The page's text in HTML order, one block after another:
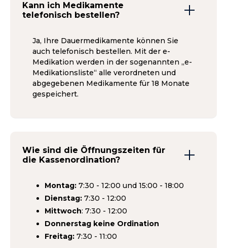
Kann ich Medikamente
telefonisch bestellen?
Ja, Ihre Dauermedikamente können Sie
auch telefonisch bestellen. Mit der e-
Medikation werden in der sogenannten „e-
Medikationsliste“ alle verordneten und
abgegebenen Medikamente für 18 Monate
gespeichert.
Wie sind die Öffnungszeiten für
die Kassenordination?
Montag: 7:30 - 12:00 und 15:00 - 18:00
Dienstag: 7:30 - 12:00
Mittwoch: 7:30 - 12:00
Donnerstag keine Ordination
Freitag: 7:30 - 11:00